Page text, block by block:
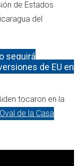
de Estados
del
seguirá
de EU en
tocaron en la
de la Casa